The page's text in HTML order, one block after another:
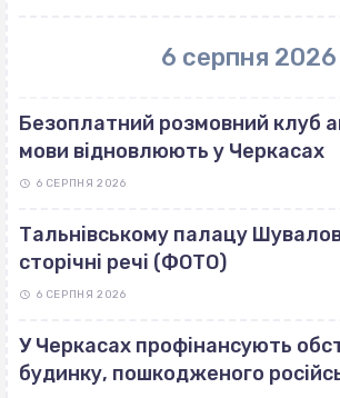
6 серпня 2026
Безоплатний розмовний клуб
мови відновлюють у Черкасах
6 СЕРПНЯ 2026
Тальнівському палацу
сторічні речі (ФОТО)
6 СЕРПНЯ 2026
У Черкасах профінансують
будинку, пошкодженого